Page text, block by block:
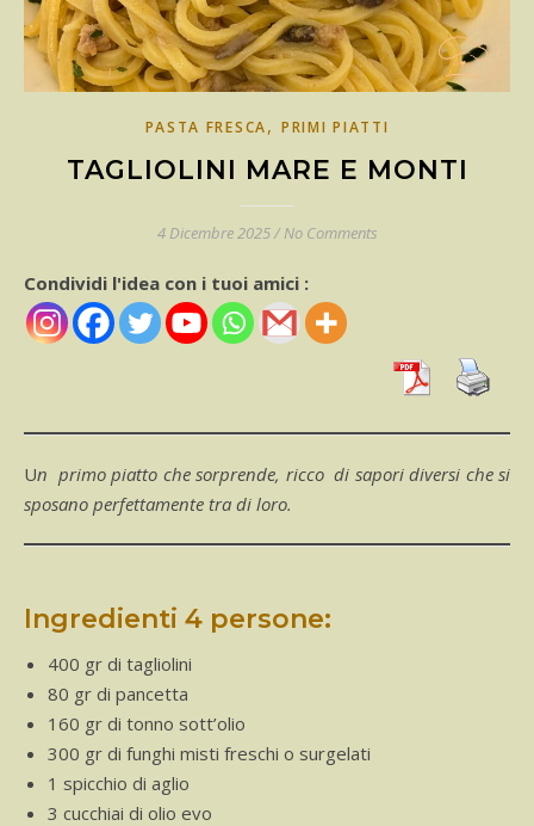
PASTA FRESCA, PRIMI PIATTI
TAGLIOLINI MARE E MONTI
4 Dicembre 2025/ No Comments
Condividi l'idea con i tuoi amici :
Un primo piatto che sorprende, ricco di sapori diversi che si
sposano perfettamente tra di loro.
Ingredienti 4 persone:
400 gr di tagliolini
80 gr di pancetta
160 gr di tonno sott’olio
300 gr di funghi misti freschi o surgelati
1 spicchio di aglio
3 cucchiai di olio evo